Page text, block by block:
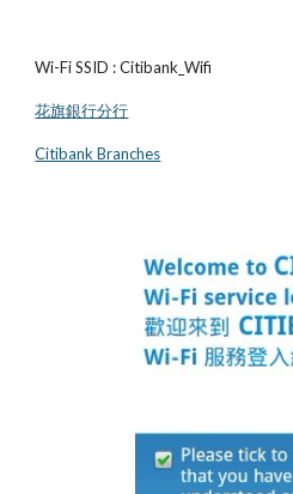
Wi-Fi SSID : Citibank_Wifi
花旗銀行分行
Citibank Branches